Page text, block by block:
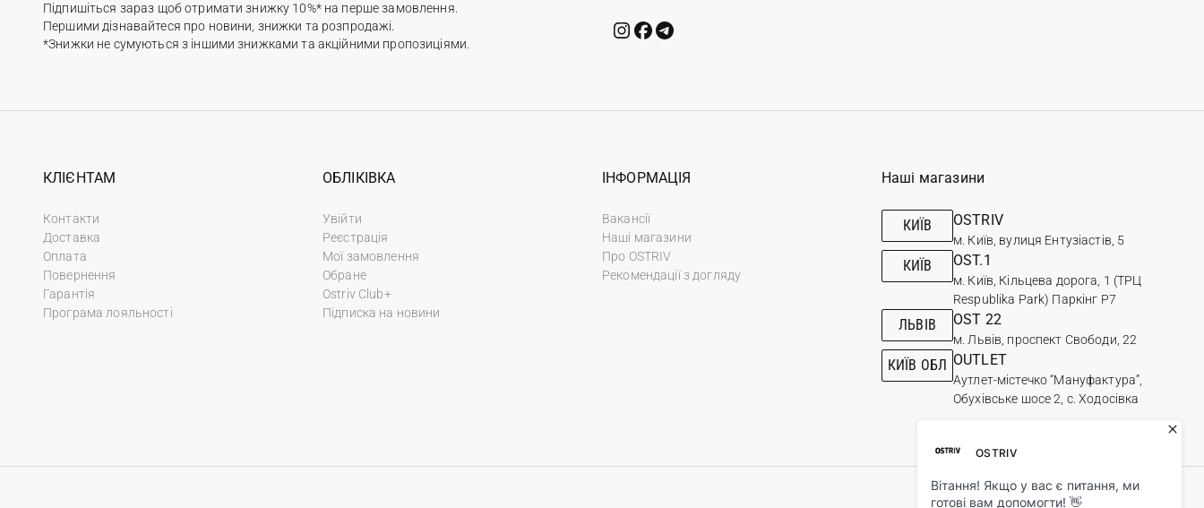
Підпишіться зараз щоб отримати знижку 10%* на перше замовлення.
Першими дізнавайтеся про новини, знижки та розпродажі.
*Знижки не сумуються з іншими знижками та акційними пропозиціями.
КЛІЄНТАМ
Контакти
Доставка
Оплата
Повернення
Гарантія
Програма лояльності
ОБЛІКІВКА
Увійти
Реєстрація
Мої замовлення
Обране
Ostriv Club+
Підписка на новини
ІНФОРМАЦІЯ
Вакансії
Наші магазини
Про OSTRIV
Рекомендації з догляду
Наші магазини
КИЇВ OSTRIV
м. Київ, вулиця Ентузіастів, 5
КИЇВ OST.1
м. Київ, Кільцева дорога, 1 (ТРЦ
Respublika Park) Паркінг Р7
ЛЬВІВ OST 22
м. Львів, проспект Свободи, 22
КИЇВ ОБЛ OUTLET
Аутлет-містечко “Мануфактура”,
Обухівське шосе 2, с. Ходосівка